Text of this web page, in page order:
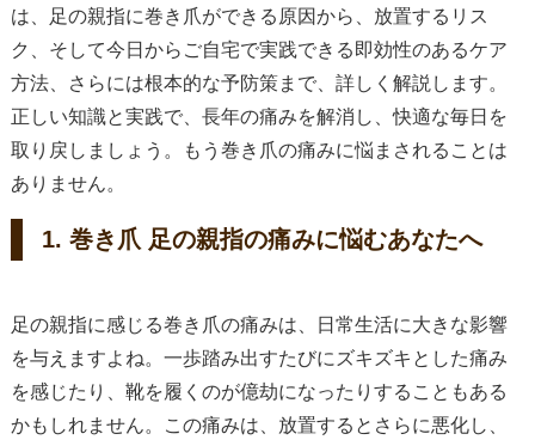
は、足の親指に巻き爪ができる原因から、放置するリス
ク、そして今日からご自宅で実践できる即効性のあるケア
方法、さらには根本的な予防策まで、詳しく解説します。
正しい知識と実践で、長年の痛みを解消し、快適な毎日を
取り戻しましょう。もう巻き爪の痛みに悩まされることは
ありません。
1. 巻き爪 足の親指の痛みに悩むあなたへ
足の親指に感じる巻き爪の痛みは、日常生活に大きな影響
を与えますよね。一歩踏み出すたびにズキズキとした痛み
を感じたり、靴を履くのが億劫になったりすることもある
かもしれません。この痛みは、放置するとさらに悪化し、